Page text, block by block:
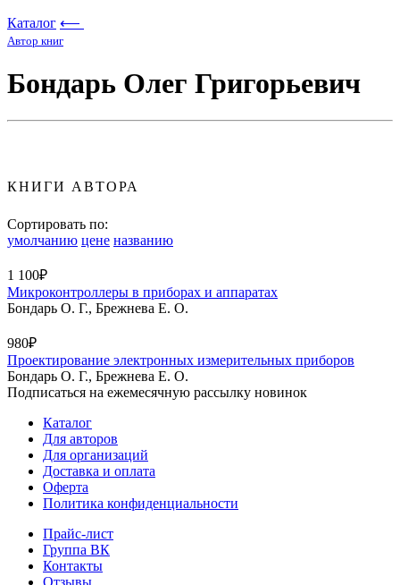
Каталог ⟵
Автор книг
Бондарь Олег Григорьевич
КНИГИ АВТОРА
Сортировать по:
умолчанию цене названию
1 100₽
Микроконтроллеры в приборах и аппаратах
Бондарь О. Г., Брежнева Е. О.
980₽
Проектирование электронных измерительных приборов
Бондарь О. Г., Брежнева Е. О.
Подписаться на ежемесячную рассылку новинок
Каталог
Для авторов
Для организаций
Доставка и оплата
Оферта
Политика конфиденциальности
Прайс-лист
Группа ВК
Контакты
Отзывы